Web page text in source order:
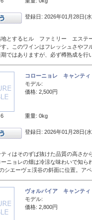
登録日: 2026年01月28日(
地とするヒル ファミリー エステ
。このワインはフレッシュさや
ではありますが、必ず樽熟成を行
コローニョレ キャンテ
モデル:
価格: 2,500円
重量: 0kg
登録日: 2026年01月28日(
ィはそのずば抜けた品質の高さ
ニョレの畑は冷涼な味わいで知
シエーヴェ渓谷の斜面に位置。ア
ヴォルパイア キャンテ
モデル:
価格: 2,800円